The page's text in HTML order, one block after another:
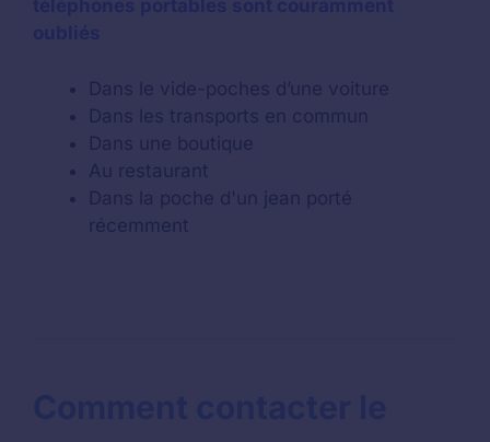
Dans le vide-poches d’une voiture
Dans les transports en commun
Dans une boutique
Au restaurant
Dans la poche d'un jean porté
récemment